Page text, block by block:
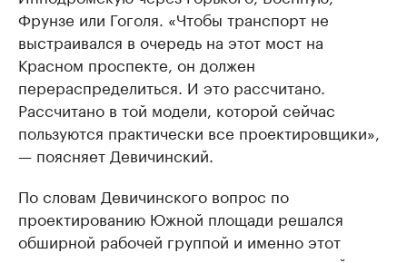
Фрунзе или Гоголя. «Чтобы транспорт не
выстраивался в очередь на этот мост на
Красном проспекте, он должен
перераспределиться. И это рассчитано.
Рассчитано в той модели, которой сейчас
пользуются практически все проектировщики»,
— поясняет Девичинский.
По словам Девичинского вопрос по
проектированию Южной площади решался
обширной рабочей группой и именно этот